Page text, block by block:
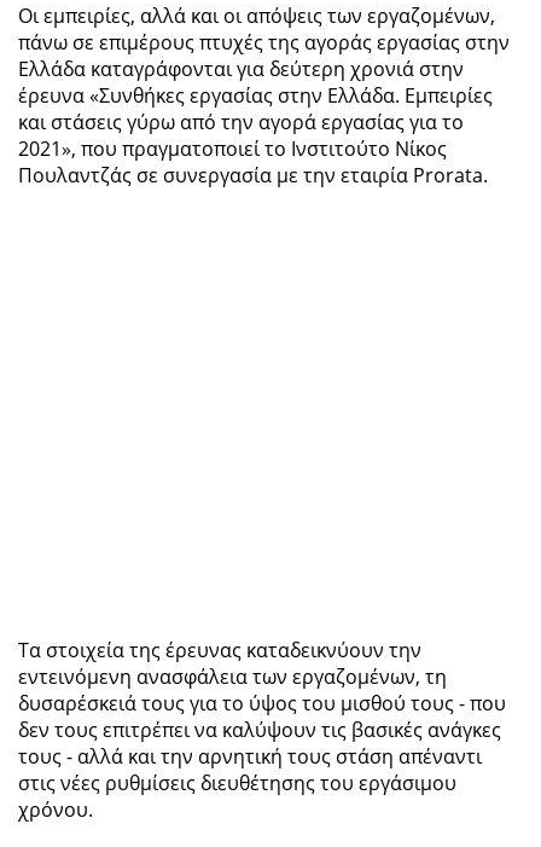
Οι εμπειρίες, αλλά και οι απόψεις των εργαζομένων,
πάνω σε επιμέρους πτυχές της αγοράς εργασίας στην
Ελλάδα καταγράφονται για δεύτερη χρονιά στην
έρευνα «Συνθήκες εργασίας στην Ελλάδα. Εμπειρίες
και στάσεις γύρω από την αγορά εργασίας για το
2021», που πραγματοποιεί το Ινστιτούτο Νίκος
Πουλαντζάς σε συνεργασία με την εταιρία Prorata.
Τα στοιχεία της έρευνας καταδεικνύουν την
εντεινόμενη ανασφάλεια των εργαζομένων, τη
δυσαρέσκειά τους για το ύψος του μισθού τους - που
δεν τους επιτρέπει να καλύψουν τις βασικές ανάγκες
τους - αλλά και την αρνητική τους στάση απέναντι
στις νέες ρυθμίσεις διευθέτησης του εργάσιμου
χρόνου.